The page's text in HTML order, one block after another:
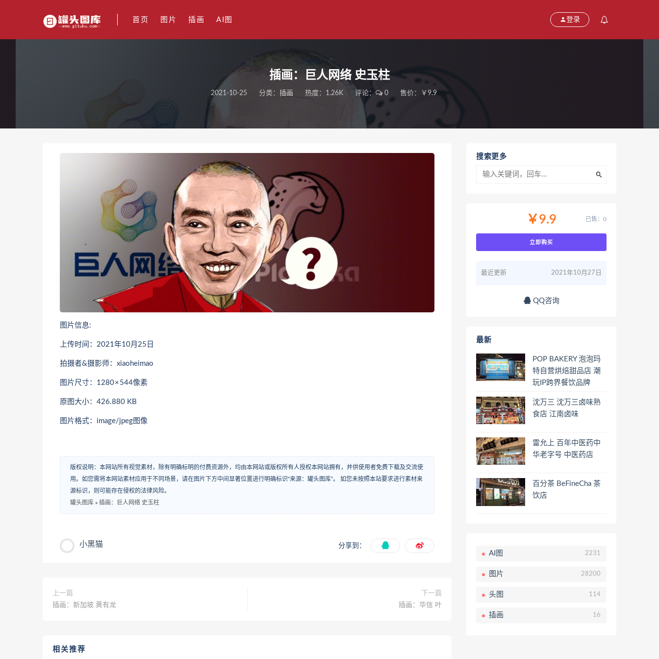
首页 图片 插画 AI图 登录
插画：巨人网络 史玉柱
2021-10-25 分类： 插画 热度：1.26K 评论： 0 售价：￥9.9
图片信息:
上传时间：2021年10月25日
拍摄者&摄影师：xiaoheimao
图片尺寸：1280 × 544像素
原图大小：426.880 KB
图片格式：image/jpeg图像
版权说明：本网站所有视觉素材，除有明确标明的付费资源外，均由本网站或版权所有人授权本网站拥有，并供使用者免费下载及交流使
用。如您需将本网站素材应用于不同场景，请在图片下方中间显著位置进行明确标识“来源：罐头图库”。 如您未按照本站要求进行素材来
源标识，则可能存在侵权的法律风险。
罐头图库 » 插画：巨人网络 史玉柱
小黑猫 分享到：
上一篇
插画：新加坡 黄有龙
下一篇
插画：华信 叶
相关推荐
搜索更多
￥9.9 已售：0
立即购买
最近更新 2021年10月27日
QQ咨询
最新
POP BAKERY 泡泡玛
特自营烘焙甜品店 潮
玩IP跨界餐饮品牌
沈万三 沈万三卤味熟
食店 江南卤味
雷允上 百年中医药中
华老字号 中医药店
百分茶 BeFineCha 茶
饮店
AI图 2231
图片 28200
头图 114
插画 16